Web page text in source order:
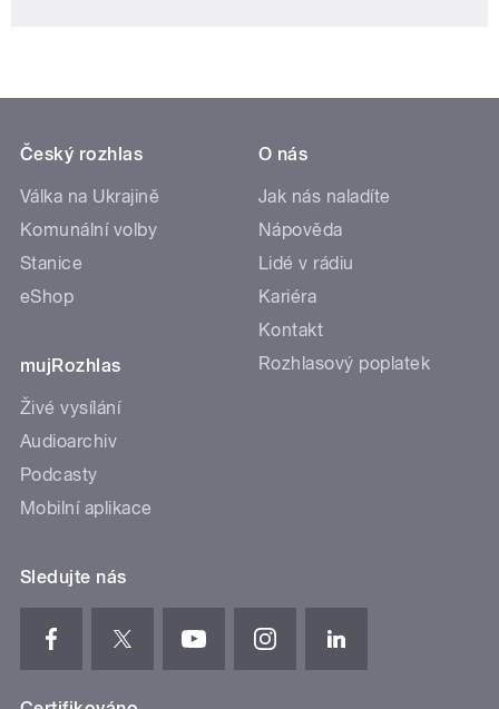
Český rozhlas
Válka na Ukrajině
Komunální volby
Stanice
eShop
mujRozhlas
Živé vysílání
Audioarchiv
Podcasty
Mobilní aplikace
O nás
Jak nás naladíte
Nápověda
Lidé v rádiu
Kariéra
Kontakt
Rozhlasový poplatek
Sledujte nás